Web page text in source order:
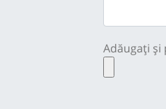
Adăugați și